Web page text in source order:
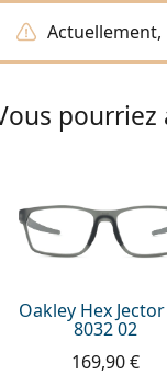
pourriez
Oakley Hex
8032 02
169,90 €